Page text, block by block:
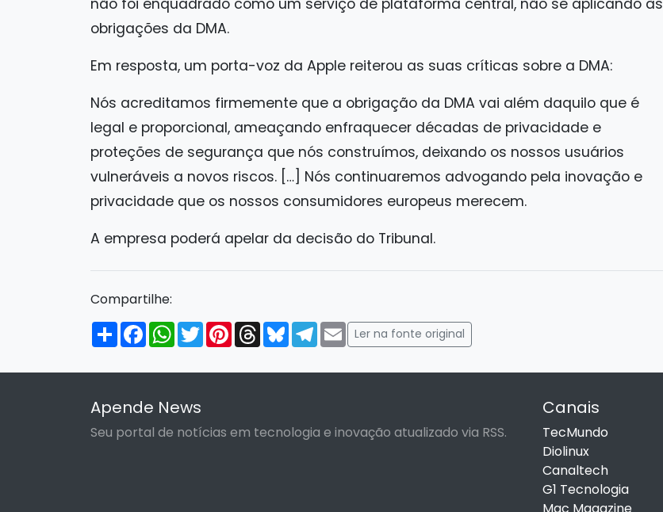
obrigações da DMA.
Em resposta, um porta-voz da Apple reiterou as suas críticas sobre a DMA:
Nós acreditamos firmemente que a obrigação da DMA vai além daquilo que é
legal e proporcional, ameaçando enfraquecer décadas de privacidade e
proteções de segurança que nós construímos, deixando os nossos usuários
vulneráveis a novos riscos. […] Nós continuaremos advogando pela inovação e
privacidade que os nossos consumidores europeus merecem.
A empresa poderá apelar da decisão do Tribunal.
Compartilhe:
Compartilhar
FacebookWhatsApp
TwitterPinterestThreadsBlueskyTelegram
Email
Ler na fonte original
Apende News
Seu portal de notícias em tecnologia e inovação atualizado via RSS.
Canais
TecMundo
Diolinux
Canaltech
G1 Tecnologia
Mac Magazine